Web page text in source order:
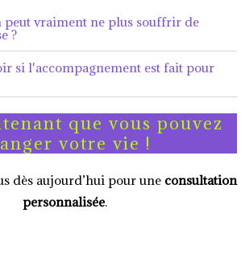
peut vraiment ne plus souffrir de
?
si l'accompagnement est fait pour
que vous pouvez
votre vie !
dès aujourd’hui pour une consultation
personnalisée.